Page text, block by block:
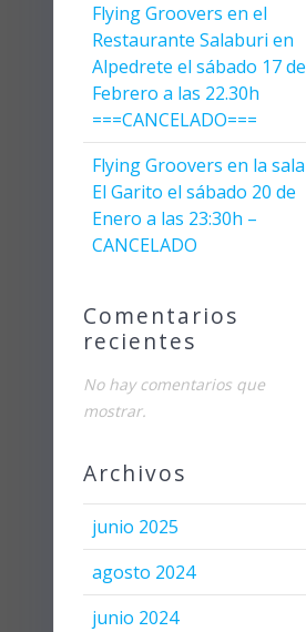
Flying Groovers en el
Restaurante Salaburi en
Alpedrete el sábado 17 de
Febrero a las 22.30h
===CANCELADO===
Flying Groovers en la sala
El Garito el sábado 20 de
Enero a las 23:30h –
CANCELADO
Comentarios
recientes
No hay comentarios que
mostrar.
Archivos
junio 2025
agosto 2024
junio 2024